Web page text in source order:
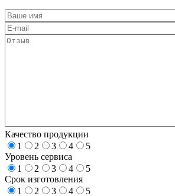
Качество продукции
1
2 3 4
5
Уровень сервиса
1
2 3 4
5
Срок изготовления
1
2 3 4
5